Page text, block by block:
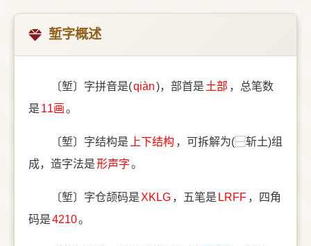
堑字概述
〔堑〕字拼音是(qiàn)，部首是 ⼟部 ，总笔数
是 11画。
〔堑〕字结构是 上下结构 ，可拆解为(⿱斩土)组
成，造字法是形声字。
〔堑〕字仓颉码是 XKLG ，五笔是 LRFF ，四角
码是4210。